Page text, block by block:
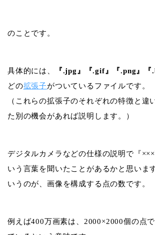
のことです。
具体的には、 『.jpg』『.gif』『.png』『
どの拡張子がついているファイルです。
（これらの拡張子のそれぞれの特徴と違
た別の機会があれば説明します。）
デジタルカメラなどの仕様の説明で『
いう言葉を聞いたことがあるかと思いま
いうのが、 画像を構成する点の数です。
例えば400万画素は、2000×2000個の点